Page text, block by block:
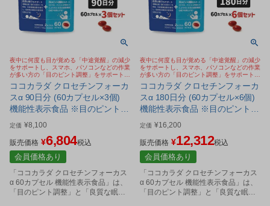
夜中に何度も目が覚める「中途覚醒」の減少
をサポートし、スマホ、パソコンなどの作業
が多い方の「目のピント調整」をサポートす
るサプリメント
ココカラダ クロセチンフォーカ
スα 90日分 (60カプセル×3個)
機能性表示食品 ※目のピント調
節 睡眠の質 Wサポート サプリ
[睡眠サプリ/目サプリ] ※ネコポ
ス対応商品
定価 ¥8,100
販売価格 ¥6,804税込
会員価格あり
「ココカラダ クロセチンフォーカス
α 60カプセル 機能性表示食品」は、
「目のピント調整」と「良質な眠
夜中に何度も目が覚める「中途覚醒」の減少
をサポートし、スマホ、パソコンなどの作業
が多い方の「目のピント調整」をサポートす
るサプリメント
ココカラダ クロセチンフォーカ
スα 180日分 (60カプセル×6個)
機能性表示食品 ※目のピント調
節 睡眠の質 Wサポート サプリ
[睡眠サプリ/目サプリ]
定価 ¥16,200
販売価格 ¥12,312税込
会員価格あり
「ココカラダ クロセチンフォーカス
α 60カプセル 機能性表示食品」は、
「目のピント調整」と「良質な眠